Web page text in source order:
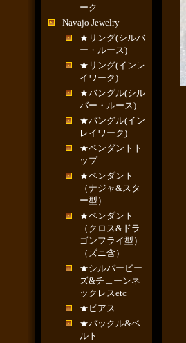
ーク
Navajo Jewelry
★リング(シルバ
ー・ルース)
★リング(インレ
イワーク)
★バングル(シル
バー・ルース)
★バングル(イン
レイワーク)
★ペンダントト
ップ
★ペンダント
（ナジャ&スタ
ー型）
★ペンダント
（クロス&ドラ
ゴンフライ型）
（ズニ含）
★シルバービー
ズ&チェーンネ
ックレスetc
★ピアス
★バックル&ベ
ルト